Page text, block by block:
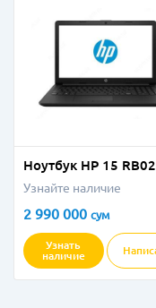
Ноутбук HP 15
Узнайте наличие
2 990 000 сум
Узнать
наличие